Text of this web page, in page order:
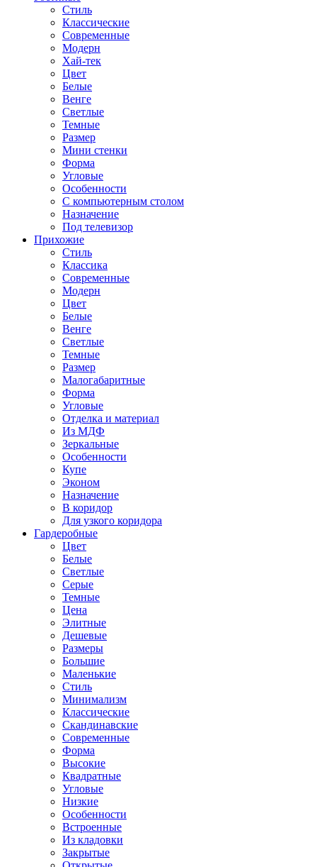
Стиль
Классические
Современные
Модерн
Хай-тек
Цвет
Белые
Венге
Светлые
Темные
Размер
Мини стенки
Форма
Угловые
Особенности
С компьютерным столом
Назначение
Под телевизор
Прихожие
Стиль
Классика
Современные
Модерн
Цвет
Белые
Венге
Светлые
Темные
Размер
Малогабаритные
Форма
Угловые
Отделка и материал
Из МДФ
Зеркальные
Особенности
Купе
Эконом
Назначение
В коридор
Для узкого коридора
Гардеробные
Цвет
Белые
Светлые
Серые
Темные
Цена
Элитные
Дешевые
Размеры
Большие
Маленькие
Стиль
Минимализм
Классические
Скандинавские
Современные
Форма
Высокие
Квадратные
Угловые
Низкие
Особенности
Встроенные
Из кладовки
Закрытые